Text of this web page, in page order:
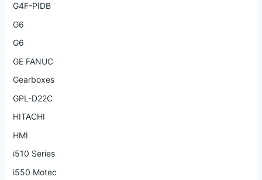
G4F-PIDB
G6
G6
GE FANUC
Gearboxes
GPL-D22C
HITACHI
HMI
i510 Series
i550 Motec